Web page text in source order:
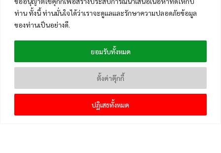
ท่าน ทั้งนี้ ท่านมั่นใจได้ว่าเราจะดูแลและรักษาความปลอดภัยข้อมูล
ของท่านเป็นอย่างดี.
ตั้งค่าคุ๊กกี้
ปฏิเสธทั้งหมด
ยอมรับทั้งหมด